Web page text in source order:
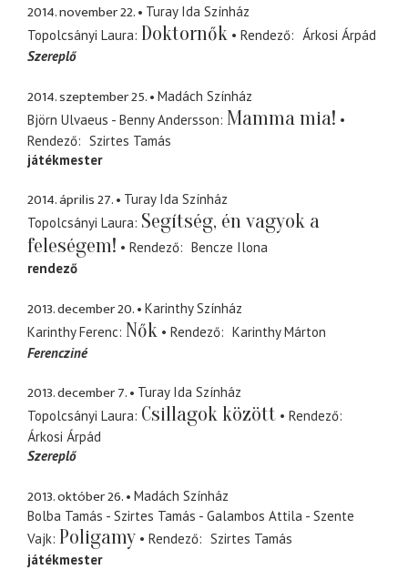
2014. november 22.
Turay Ida Színház
Topolcsányi Laura Doktornők Rendező
Árkosi Árpád
Szereplő
2014. szeptember 25.
Madách Színház
Björn Ulvaeus - Benny Andersson Mamma mia!
Rendező
Szirtes Tamás
játékmester
2014. április 27.
Turay Ida Színház
Topolcsányi Laura Segítség, én vagyok a
feleségem!
Rendező
Bencze Ilona
rendező
2013. december 20.
Karinthy Színház
Karinthy Ferenc Nők Rendező
Karinthy Márton
Ferencziné
2013. december 7.
Turay Ida Színház
Topolcsányi Laura Csillagok között
Rendező
Árkosi Árpád
Szereplő
2013. október 26.
Madách Színház
Bolba Tamás - Szirtes Tamás - Galambos Attila - Szente
Vajk Poligamy Rendező
Szirtes Tamás
játékmester